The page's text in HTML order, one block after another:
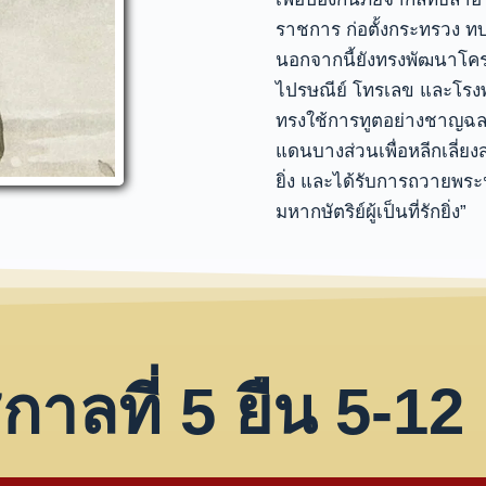
ราชการ ก่อตั้งกระทรวง
นอกจากนี้ยังทรงพัฒนาโค
ไปรษณีย์ โทรเลข และโร
ทรงใช้การทูตอย่างชาญฉ
แดนบางส่วนเพื่อหลีกเลี่ย
ยิ่ง และได้รับการถวายพร
มหากษัตริย์ผู้เป็นที่รักยิ่ง”
าลที่ 5 ยืน 5-12